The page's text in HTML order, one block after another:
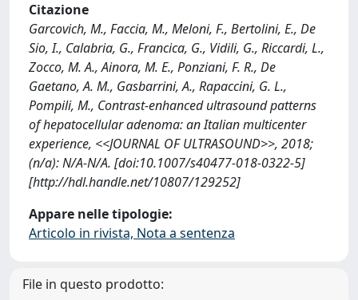
Citazione
Garcovich, M., Faccia, M., Meloni, F., Bertolini, E., De
Sio, I., Calabria, G., Francica, G., Vidili, G., Riccardi, L.,
Zocco, M. A., Ainora, M. E., Ponziani, F. R., De
Gaetano, A. M., Gasbarrini, A., Rapaccini, G. L.,
Pompili, M., Contrast-enhanced ultrasound patterns
of hepatocellular adenoma: an Italian multicenter
experience, <<JOURNAL OF ULTRASOUND>>, 2018;
(n/a): N/A-N/A. [doi:10.1007/s40477-018-0322-5]
[http://hdl.handle.net/10807/129252]
Appare nelle tipologie:
Articolo in rivista, Nota a sentenza
File in questo prodotto: